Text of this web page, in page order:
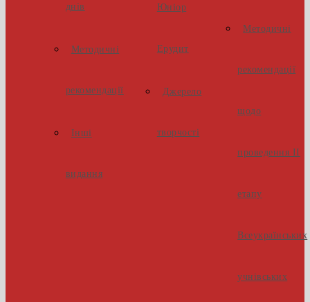
днів
Методичні
рекомендації
Інші
видання
Юніор
Ерудит
Джерело
творчості
Методичні
рекомендації
щодо
проведення ІІ
етапу
Всеукраїнських
учнівських